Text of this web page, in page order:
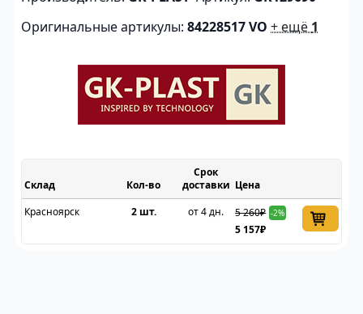
Оригинальные артикулы: 84228517 VO + ещё 1
Склад
Срок
доставки Цена
Красноярск
2 шт. от 4 дн. 5 260₽ -2%
5 157₽